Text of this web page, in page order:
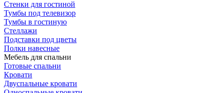
Стенки для гостиной
Тумбы под телевизор
Тумбы в гостиную
Стеллажи
Подставки под цветы
Полки навесные
Мебель для спальни
Готовые спальни
Кровати
Двуспальные кровати